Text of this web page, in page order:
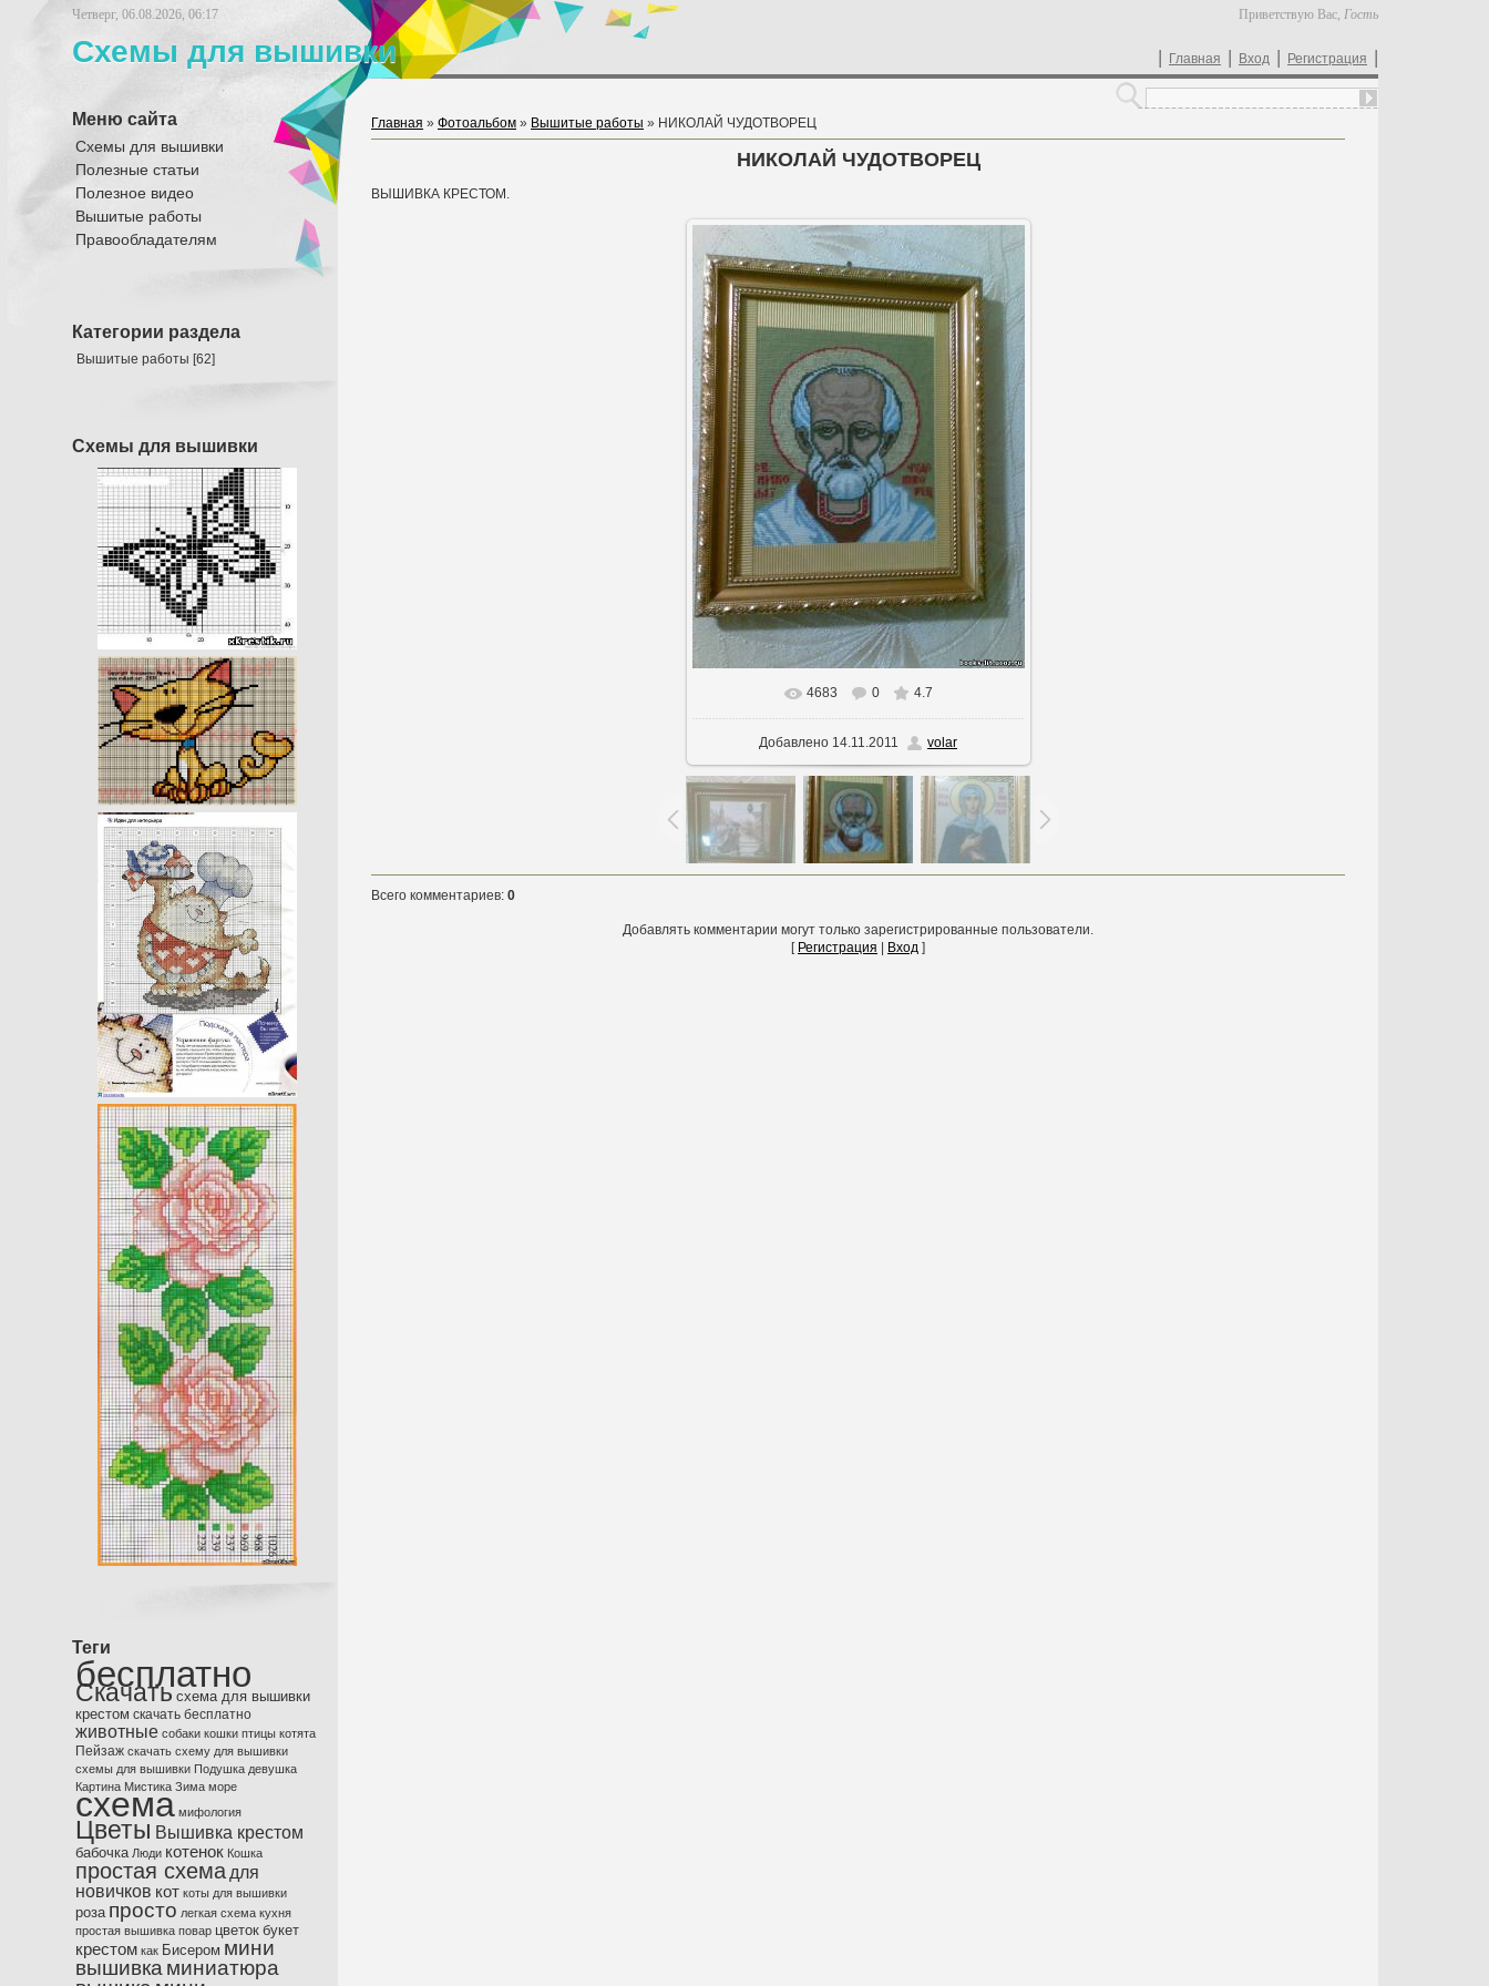
Четверг, 06.08.2026, 06:17 Приветствую Вас, Гость
Схемы для вышивки | Главная | Вход | Регистрация |
Меню сайта
Схемы для вышивки
Полезные статьи
Полезное видео
Вышитые работы
Правообладателям
Категории раздела
Вышитые работы [62]
Схемы для вышивки
Теги
бесплатно
Скачать схема для вышивки
крестом скачать бесплатно
животные собаки кошки птицы котята
Пейзаж скачать схему для вышивки
схемы для вышивки Подушка девушка
Картина Мистика Зима море
схема мифология
Цветы Вышивка крестом
бабочка Люди котенок Кошка
простая схема для
новичков кот коты для вышивки
роза просто легкая схема кухня
простая вышивка повар цветок букет
крестом как Бисером мини
вышивка миниатюра
Главная » Фотоальбом » Вышитые работы » НИКОЛАЙ ЧУДОТВОРЕЦ
НИКОЛАЙ ЧУДОТВОРЕЦ
ВЫШИВКА КРЕСТОМ.
В реальном размере 600x800
4683 0 4.7
Добавлено 14.11.2011 volar
Всего комментариев: 0
Добавлять комментарии могут только зарегистрированные пользователи.
[ Регистрация Вход ]